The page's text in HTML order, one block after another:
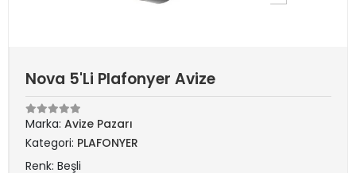
Nova 5'Li Plafonyer Avize
Marka: Avize Pazarı
Kategori: PLAFONYER
Renk: Beşli